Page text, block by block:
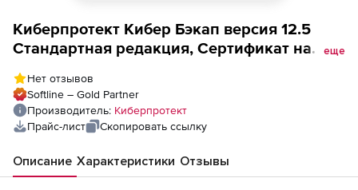
Киберпротект Кибер Бэкап версия 12.5
Стандартная редакция, Сертификат на
Стандартная редакция для рабочей
станции для образовательных
организаций, ФСТЭК (продление), на 2
еще
Нет отзывов
Softline – Gold Partner
Производитель: Киберпротект
Прайс-лист
Скопировать ссылку
Описание Характеристики Отзывы